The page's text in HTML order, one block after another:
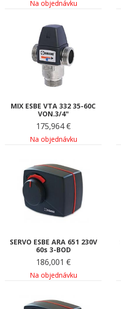
Na objednávku
MIX ESBE VTA 332 35-60C
VON.3/4"
175,964 €
Na objednávku
SERVO ESBE ARA 651 230V
60s 3-BOD
186,001 €
Na objednávku